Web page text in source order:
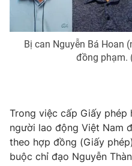
Giấy phép hoạt động báo in
cấp ngày 29/12/2023
Tổng Biên tập:Vũ Thanh Thủy
Phó Tổng Biên tập:Nguyễn Thị
Email:toasoan@vtv.vn
Liên hệ quảng cáo:024-
Bị can Nguyễn Bá Hoan
đồng phạm.
Trong việc cấp Giấy
người lao động Việt Nam
theo hợp đồng (Giấy
buộc chỉ đạo Nguyễn